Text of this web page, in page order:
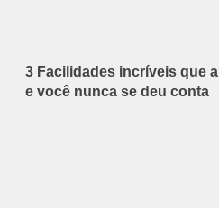
3 Facilidades incríveis que
e você nunca se deu conta